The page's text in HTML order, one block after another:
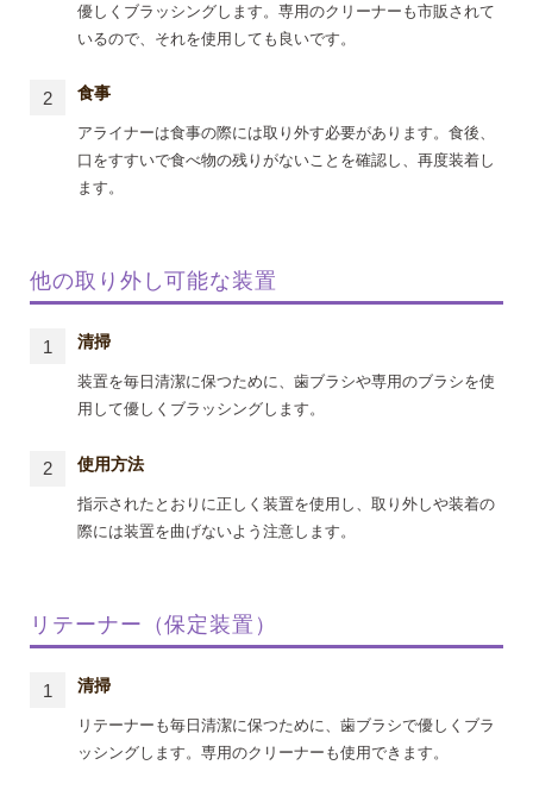
優しくブラッシングします。専用のクリーナーも市販されて
いるので、それを使用しても良いです。
食事
アライナーは食事の際には取り外す必要があります。食後、
口をすすいで食べ物の残りがないことを確認し、再度装着し
ます。
他の取り外し可能な装置
清掃
装置を毎日清潔に保つために、歯ブラシや専用のブラシを使
用して優しくブラッシングします。
使用方法
指示されたとおりに正しく装置を使用し、取り外しや装着の
際には装置を曲げないよう注意します。
リテーナー（保定装置）
清掃
リテーナーも毎日清潔に保つために、歯ブラシで優しくブラ
ッシングします。専用のクリーナーも使用できます。